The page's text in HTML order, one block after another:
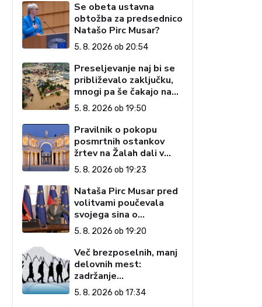
Se obeta ustavna
obtožba za predsednico
Natašo Pirc Musar?
5. 8. 2026 ob 20:54
Preseljevanje naj bi se
približevalo zaključku,
mnogi pa še čakajo na
domove
5. 8. 2026 ob 19:50
Pravilnik o pokopu
posmrtnih ostankov
žrtev na Žalah dali v
javno razpravo
5. 8. 2026 ob 19:23
Nataša Pirc Musar pred
volitvami poučevala
svojega sina o
pripenjanju na zadnjem
sedežu
5. 8. 2026 ob 19:20
Več brezposelnih, manj
delovnih mest:
zadržanje
interventnega zakona
podaljšuje negotovost
5. 8. 2026 ob 17:34